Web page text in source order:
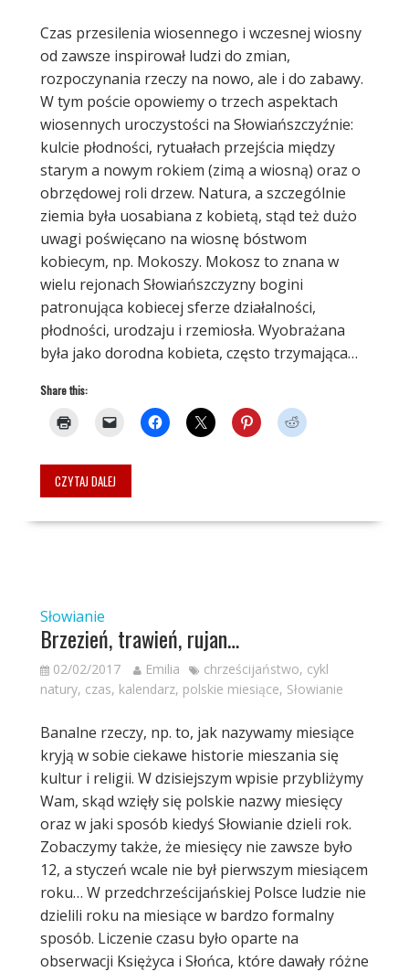
Czas przesilenia wiosennego i wczesnej wiosny
od zawsze inspirował ludzi do zmian,
rozpoczynania rzeczy na nowo, ale i do zabawy.
W tym poście opowiemy o trzech aspektach
wiosennych uroczystości na Słowiańszczyźnie:
kulcie płodności, rytuałach przejścia między
starym a nowym rokiem (zimą a wiosną) oraz o
obrzędowej roli drzew. Natura, a szczególnie
ziemia była uosabiana z kobietą, stąd też dużo
uwagi poświęcano na wiosnę bóstwom
kobiecym, np. Mokoszy. Mokosz to znana w
wielu rejonach Słowiańszczyzny bogini
patronująca kobiecej sferze działalności,
płodności, urodzaju i rzemiosła. Wyobrażana
była jako dorodna kobieta, często trzymająca…
Share this:
CZYTAJ DALEJ
Słowianie
Brzezień, trawień, rujan…
02/02/2017 Emilia chrześcijaństwo, cykl
natury, czas, kalendarz, polskie miesiące, Słowianie
Banalne rzeczy, np. to, jak nazywamy miesiące
kryją w sobie ciekawe historie mieszania się
kultur i religii. W dzisiejszym wpisie przybliżymy
Wam, skąd wzięły się polskie nazwy miesięcy
oraz w jaki sposób kiedyś Słowianie dzieli rok.
Zobaczymy także, że miesięcy nie zawsze było
12, a styczeń wcale nie był pierwszym miesiącem
roku… W przedchrześcijańskiej Polsce ludzie nie
dzielili roku na miesiące w bardzo formalny
sposób. Liczenie czasu było oparte na
obserwacji Księżyca i Słońca, które dawały różne